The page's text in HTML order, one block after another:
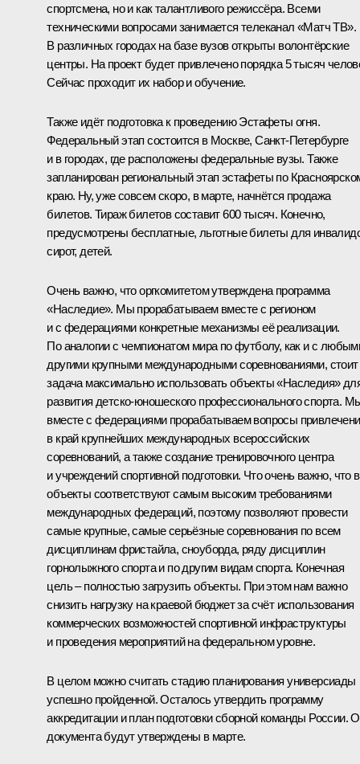
спортсмена, но и как талантливого режиссёра. Всеми
техническими вопросами занимается телеканал «Матч ТВ».
В различных городах на базе вузов открыты волонтёрские
центры. На проект будет привлечено порядка 5 тысяч
Сейчас проходит их набор и обучение.
Также идёт подготовка к проведению Эстафеты огня.
Федеральный этап состоится в Москве, Санкт-Петербурге
и в городах, где расположены федеральные вузы. Также
запланирован региональный этап эстафеты по
краю. Ну, уже совсем скоро, в марте, начнётся продажа
билетов. Тираж билетов составит 600 тысяч. Конечно,
предусмотрены бесплатные, льготные билеты для
сирот, детей.
Очень важно, что оргкомитетом утверждена программа
«Наследие». Мы прорабатываем вместе с регионом
и с федерациями конкретные механизмы её реализации.
По аналогии с чемпионатом мира по футболу, как и с
другими крупными международными соревнованиями, стоит
задача максимально использовать объекты «Наследия»
развития детско-юношеского профессионального спорта.
вместе с федерациями прорабатываем вопросы
в край крупнейших международных всероссийских
соревнований, а также создание тренировочного центра
и учреждений спортивной подготовки. Что очень важно, что
объекты соответствуют самым высоким требованиями
международных федераций, поэтому позволяют провести
самые крупные, самые серьёзные соревнования по всем
дисциплинам фристайла, сноуборда, ряду дисциплин
горнолыжного спорта и по другим видам спорта. Конечная
цель – полностью загрузить объекты. При этом нам важно
снизить нагрузку на краевой бюджет за счёт использования
коммерческих возможностей спортивной инфраструктуры
и проведения мероприятий на федеральном уровне.
В целом можно считать стадию планирования универсиады
успешно пройденной. Осталось утвердить программу
аккредитации и план подготовки сборной команды России.
документа будут утверждены в марте.